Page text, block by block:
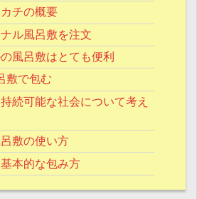
チの概要
ル風呂敷を注文
風呂敷はとても便利
敷で包む
続可能な社会について考え
敷の使い方
本的な包み方